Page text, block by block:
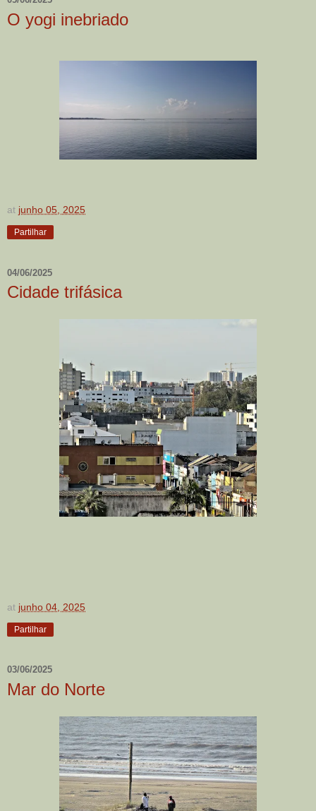
O yogi inebriado
at junho 05, 2025
Partilhar
04/06/2025
Cidade trifásica
at junho 04, 2025
Partilhar
03/06/2025
Mar do Norte